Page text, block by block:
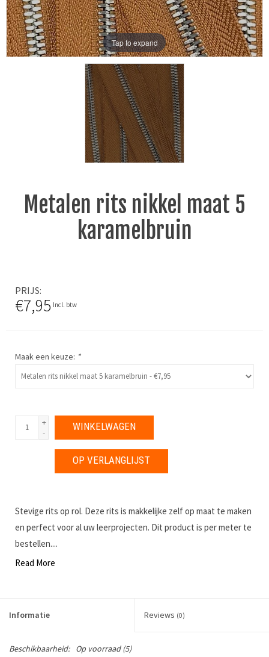
Tap to expand
Metalen rits nikkel maat 5
karamelbruin
PRIJS
€7,95 Incl. btw
Maak een keuze: *
+
-
WINKELWAGEN
OP VERLANGLIJST
Stevige rits op rol. Deze rits is makkelijke zelf op maat te maken
en perfect voor al uw leerprojecten. Dit product is per meter te
bestellen....
Read More
Informatie Reviews (0)
Beschikbaarheid: Op voorraad(5)